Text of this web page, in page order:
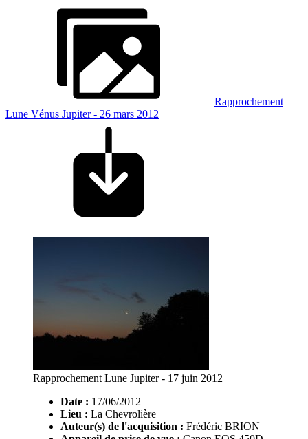
Rapprochement
Lune Vénus Jupiter - 26 mars 2012
Rapprochement Lune Jupiter - 17 juin 2012
Date : 17/06/2012
Lieu : La Chevrolière
Auteur(s) de l'acquisition : Frédéric BRION